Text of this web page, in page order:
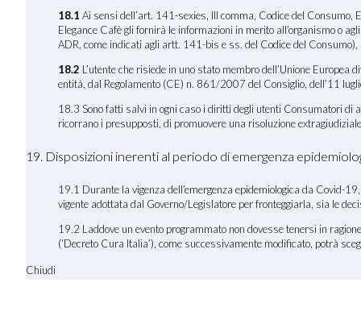
18.1 Ai sensi dell’art. 141-sexies, III comma, Codice del
Elegance Cafè gli fornirà le informazioni in merito all’organismo o
ADR, come indicati agli artt. 141-bis e ss. del Codice del
18.2 L’utente che risiede in uno stato membro dell’Unione
entità, dal Regolamento (CE) n. 861/2007 del Consiglio, dell’11
18.3 Sono fatti salvi in ogni caso i diritti degli utenti Consumatori di
ricorrano i presupposti, di promuovere una risoluzione
19. Disposizioni inerenti al periodo di emergenza
19.1 Durante la vigenza dell’emergenza epidemiologica da Covid-
vigente adottata dal Governo/Legislatore per fronteggiarla, sia le
19.2 Laddove un evento programmato non dovesse tenersi in
(‘Decreto Cura Italia’), come successivamente modificato, potrà
Chiudi